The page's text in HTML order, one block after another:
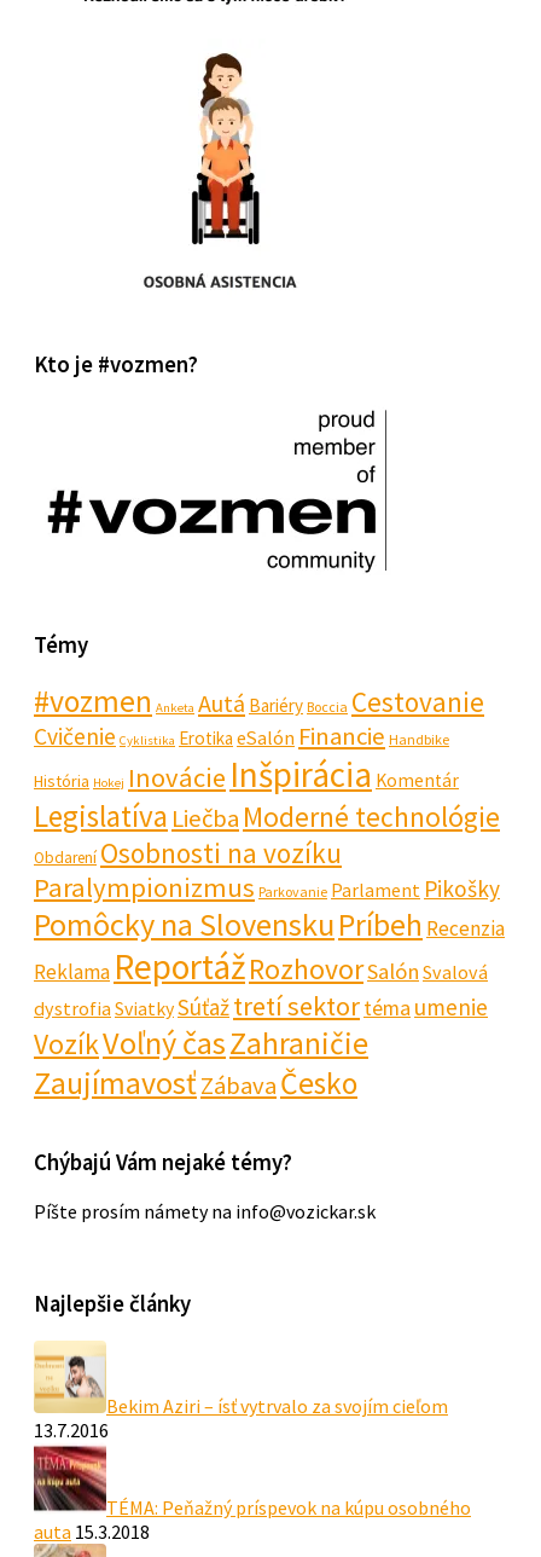
Kto je #vozmen?
Témy
#vozmen Anketa Autá Bariéry Boccia Cestovanie
Cvičenie Cyklistika Erotika eSalón Financie Handbike
História Hokej Inovácie Inšpirácia Komentár
Legislatíva Liečba Moderné technológie
Obdarení Osobnosti na vozíku
Paralympionizmus Parkovanie Parlament Pikošky
Pomôcky na SlovenskuPríbeh Recenzia
Reklama ReportážRozhovorSalón Svalová
dystrofiaSviatkySúťažtretí sektortéma umenie
VozíkVoľný časZahraničie
ZaujímavosťZábavaČesko
Chýbajú Vám nejaké témy?
Píšte prosím námety na info@vozickar.sk
Najlepšie články
Bekim Aziri – ísť vytrvalo za svojím cieľom
13.7.2016
TÉMA: Peňažný príspevok na kúpu osobného
auta 15.3.2018